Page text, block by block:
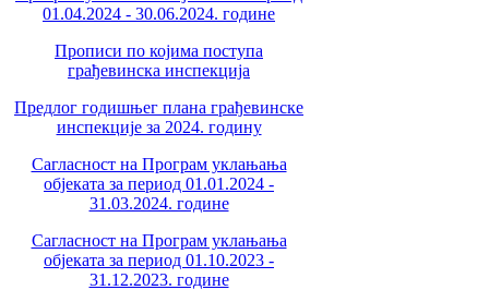
01.04.2024 - 30.06.2024. године
Прописи по којима поступа
грађевинска инспекција
Предлог годишњег плана грађевинске
инспекције за 2024. годину
Сагласност на Програм уклањања
објеката за период 01.01.2024 -
31.03.2024. године
Сагласност на Програм уклањања
објеката за период 01.10.2023 -
31.12.2023. године